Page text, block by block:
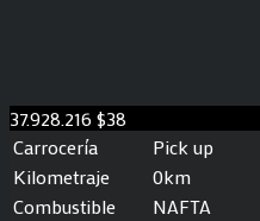
37.928.216$38
Carrocería
Pick up
Kilometraje
0km
Combustible
NAFTA